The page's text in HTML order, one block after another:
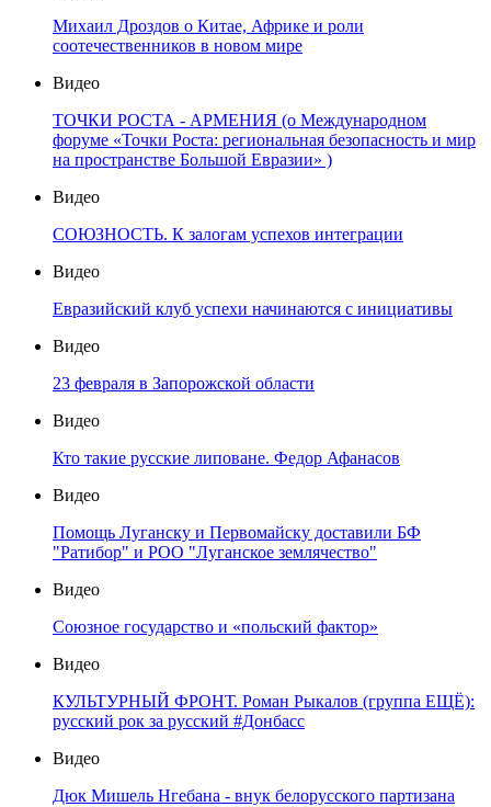
Михаил Дроздов о Китае, Африке и роли
соотечественников в новом мире
Видео
ТОЧКИ РОСТА - АРМЕНИЯ (о Международном
форуме «Точки Роста: региональная безопасность и мир
на пространстве Большой Евразии» )
Видео
СОЮЗНОСТЬ. К залогам успехов интеграции
Видео
Евразийский клуб успехи начинаются с инициативы
Видео
23 февраля в Запорожской области
Видео
Кто такие русские липоване. Федор Афанасов
Видео
Помощь Луганску и Первомайску доставили БФ
"Ратибор" и РОО "Луганское землячество"
Видео
Союзное государство и «польский фактор»
Видео
КУЛЬТУРНЫЙ ФРОНТ. Роман Рыкалов (группа ЕЩЁ):
русский рок за русский #Донбасс
Видео
Дюк Мишель Нгебана - внук белорусского партизана